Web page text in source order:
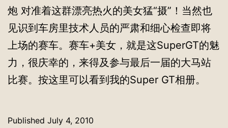
炮 对准着这群漂亮热火的美女猛“摄”！当然也
见识到车房里技术人员的严肃和细心检查即将
上场的赛车。赛车+美女，就是这SuperGT的魅
力，很庆幸的，来得及参与最后一届的大马站
比赛。按这里可以看到我的Super GT相册。
Published July 4, 2010